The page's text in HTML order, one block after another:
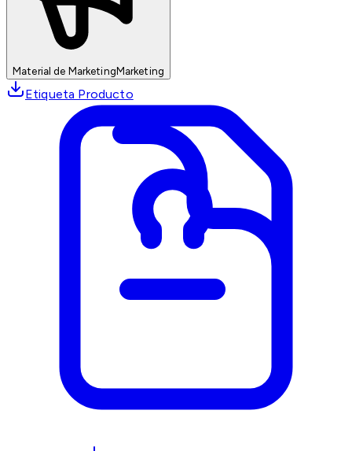
Material de MarketingMarketing
Etiqueta Producto